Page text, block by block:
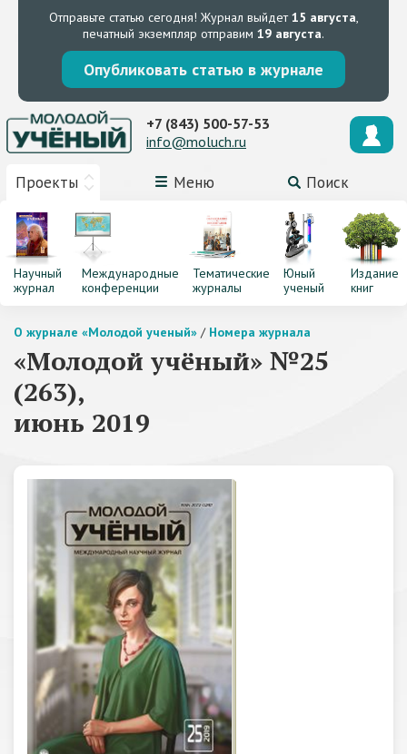
Отправьте статью сегодня! Журнал выйдет15 августа,
печатный экземпляр отправим 19 августа.
Опубликовать статью в журнале
Проекты Меню Поиск
+7 (843) 500-57-53
info@moluch.ru
Научный
журнал
Международные
конференции
Тематические
журналы
Юный
ученый
Издание
книг
О журнале «Молодой ученый» / Номера журнала
«Молодой учёный» №25
(263),
июнь 2019